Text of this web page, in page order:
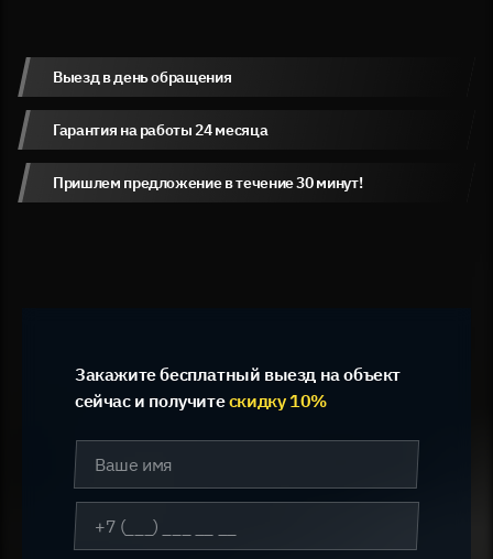
Выезд в день обращения
Гарантия на работы 24 месяца
Пришлем предложение в течение 30 минут!
Закажите бесплатный выезд на объект
сейчас и получитескидку 10%